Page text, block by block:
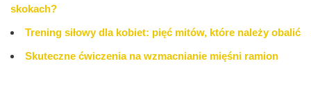
skokach?
Trening siłowy dla kobiet: pięć mitów, które należy obalić
Skuteczne ćwiczenia na wzmacnianie mięśni ramion